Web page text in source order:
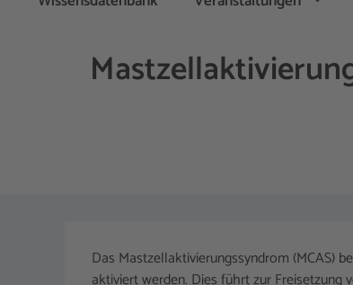
Das Mastzellaktivierungssyndrom (MCAS)
aktiviert werden. Dies führt zur Freisetzung